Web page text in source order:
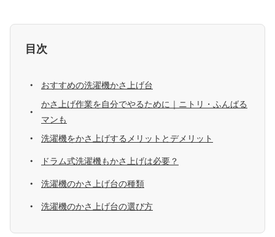
目次
おすすめの洗濯機かさ上げ台
かさ上げ作業を自分でやるために｜ニトリ・ふんばる
マンも
洗濯機をかさ上げするメリットとデメリット
ドラム式洗濯機もかさ上げは必要？
洗濯機のかさ上げ台の種類
洗濯機のかさ上げ台の選び方